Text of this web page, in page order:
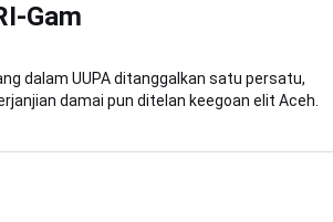
Gam
dalam UUPA ditanggalkan satu persatu,
damai pun ditelan keegoan elit Aceh.